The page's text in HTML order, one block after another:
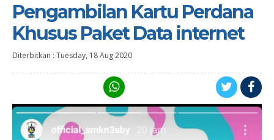
Pengambilan Kartu Perdana
Khusus Paket Data internet
Diterbitkan : Tuesday, 18 Aug 2020